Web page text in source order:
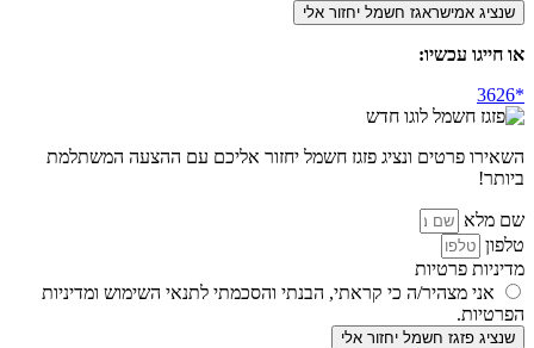
שנציג אמישראגז חשמל יחזור אלי
או חייגו עכשיו:
השאירו פרטים ונציג פזגז חשמל יחזור אליכם עם ההצעה המשתלמת
ביותר!
שם מלא
טלפון
מדיניות פרטיות
אני מצהיר/ה כי קראתי, הבנתי והסכמתי לתנאי השימוש ומדיניות
הפרטיות.
שנציג פזגז חשמל יחזור אלי